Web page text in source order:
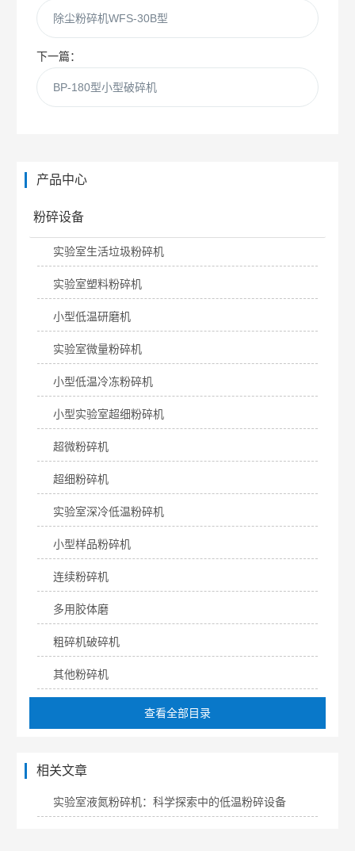
除尘粉碎机WFS-30B型
下一篇：
BP-180型小型破碎机
产品中心
粉碎设备
实验室生活垃圾粉碎机
实验室塑料粉碎机
小型低温研磨机
实验室微量粉碎机
小型低温冷冻粉碎机
小型实验室超细粉碎机
超微粉碎机
超细粉碎机
实验室深冷低温粉碎机
小型样品粉碎机
连续粉碎机
多用胶体磨
粗碎机破碎机
其他粉碎机
查看全部目录
相关文章
实验室液氮粉碎机：科学探索中的低温粉碎设备